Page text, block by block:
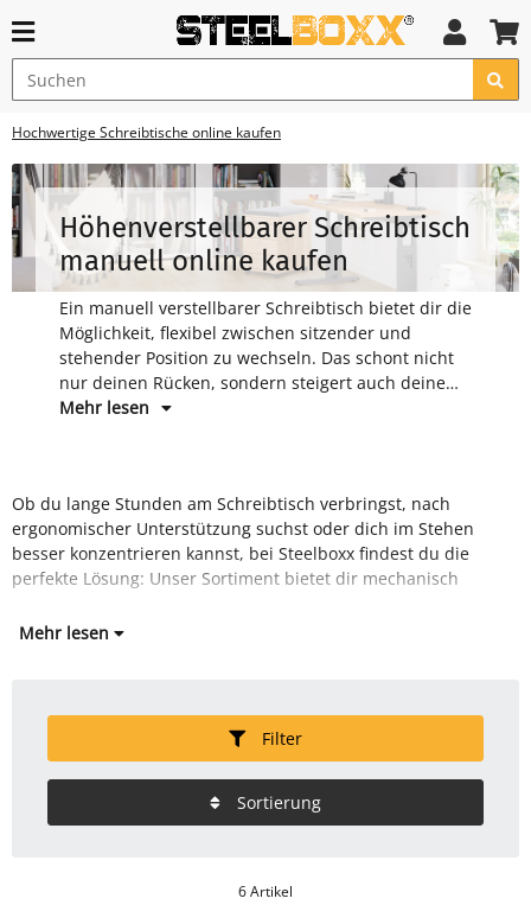
Hochwertige Schreibtische online kaufen
Höhenverstellbarer Schreibtisch
manuell online kaufen
Ein manuell verstellbarer Schreibtisch bietet dir die
Möglichkeit, flexibel zwischen sitzender und
stehender Position zu wechseln. Das schont nicht
nur deinen Rücken, sondern steigert auch deine
Produktivität.
Mehr lesen
Ob du lange Stunden am Schreibtisch verbringst, nach
ergonomischer Unterstützung suchst oder dich im Stehen
besser konzentrieren kannst, bei Steelboxx findest du die
perfekte Lösung: Unser Sortiment bietet dir mechanisch
verstellbare Schreibtische in verschiedenen Formen und
Mehr lesen
Filter
Sortierung
6 Artikel